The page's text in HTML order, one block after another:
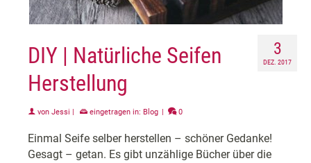
3
DEZ. 2017
DIY | Natürliche Seifen
Herstellung
von Jessi | eingetragen in: Blog | 0
Einmal Seife selber herstellen – schöner Gedanke!
Gesagt – getan. Es gibt unzählige Bücher über die